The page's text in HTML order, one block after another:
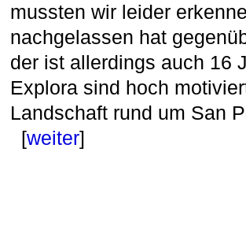
mussten wir leider
nachgelassen hat
der ist allerdings auch 16
Explora sind hoch
Landschaft rund um San
[weiter]